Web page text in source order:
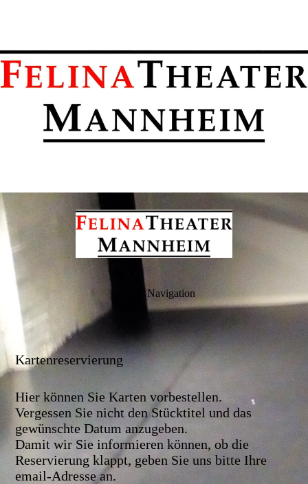
Navigation
Kartenreservierung
Hier können Sie Karten vorbestellen.
Vergessen Sie nicht den Stücktitel und das
gewünschte Datum anzugeben.
Damit wir Sie informieren können, ob die
Reservierung klappt, geben Sie uns bitte Ihre
email-Adresse an.